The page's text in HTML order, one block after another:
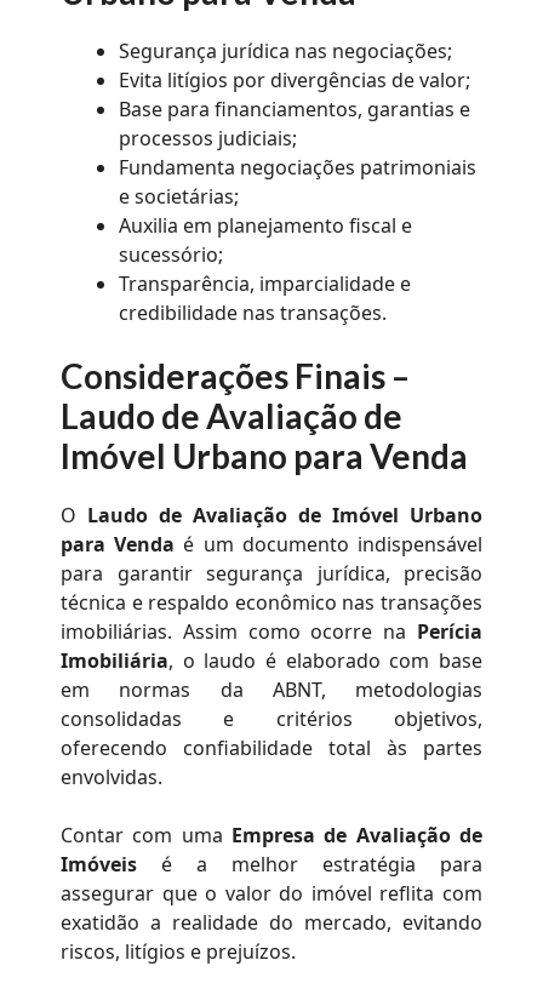
Segurança jurídica nas negociações;
Evita litígios por divergências de valor;
Base para financiamentos, garantias e
processos judiciais;
Fundamenta negociações patrimoniais
e societárias;
Auxilia em planejamento fiscal e
sucessório;
Transparência, imparcialidade e
credibilidade nas transações.
Considerações Finais –
Laudo de Avaliação de
Imóvel Urbano para Venda
O Laudo de Avaliação de Imóvel Urbano
para Venda é um documento indispensável
para garantir segurança jurídica, precisão
técnica e respaldo econômico nas transações
imobiliárias. Assim como ocorre na Perícia
Imobiliária, o laudo é elaborado com base
em normas da ABNT, metodologias
consolidadas e critérios objetivos,
oferecendo confiabilidade total às partes
envolvidas.
Contar com uma Empresa de Avaliação de
Imóveis é a melhor estratégia para
assegurar que o valor do imóvel reflita com
exatidão a realidade do mercado, evitando
riscos, litígios e prejuízos.